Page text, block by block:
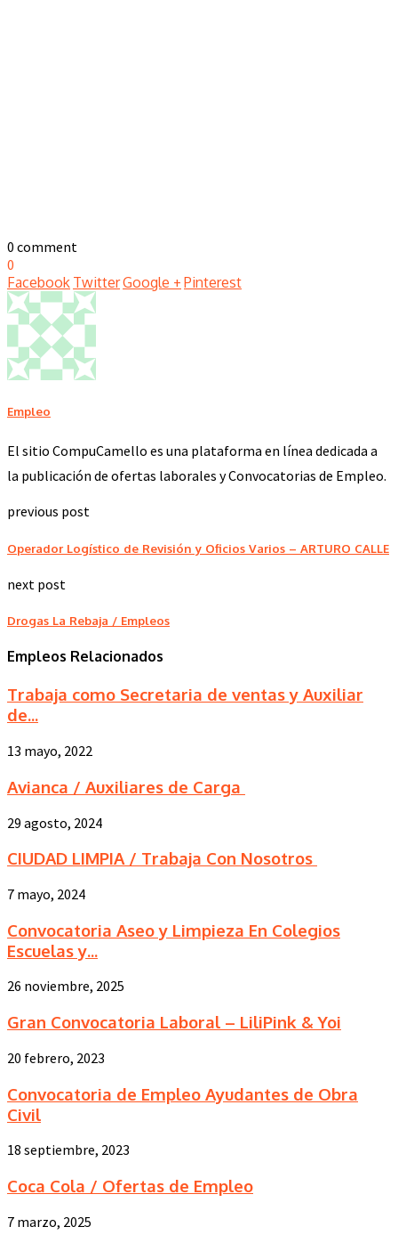
0 comment
0
Facebook TwitterGoogle + Pinterest
Empleo
El sitio CompuCamello es una plataforma en línea dedicada a
la publicación de ofertas laborales y Convocatorias de Empleo.
previous post
Operador Logístico de Revisión y Oficios Varios – ARTURO CALLE
next post
Drogas La Rebaja / Empleos
Empleos Relacionados
Trabaja como Secretaria de ventas y Auxiliar
de...
13 mayo, 2022
Avianca / Auxiliares de Carga
29 agosto, 2024
CIUDAD LIMPIA / Trabaja Con Nosotros
7 mayo, 2024
Convocatoria Aseo y Limpieza En Colegios
Escuelas y...
26 noviembre, 2025
Gran Convocatoria Laboral – LiliPink & Yoi
20 febrero, 2023
Convocatoria de Empleo Ayudantes de Obra
Civil
18 septiembre, 2023
Coca Cola / Ofertas de Empleo
7 marzo, 2025